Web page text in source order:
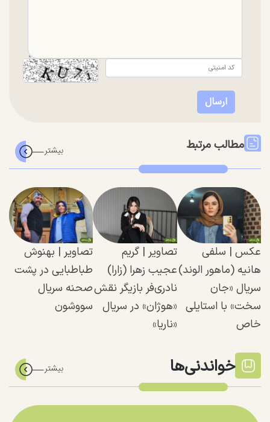
مطالب مرتبط
عکس | سلفی
هانیه (ماهور الوند)
سریال «جان
سخت» با استایلی
خاص
تصاویر | گریم
عجیب زهرا (زارا)
نادری‌فر بازیگر نقش
«هوژان» در سریال
«ناریا»
تصاویر | بهنوش
طباطبایی در پشت
صحنه سریال
سووشون
خواندنی‌ها